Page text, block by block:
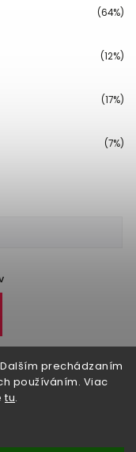
prechádzaním
používáním. Viac
tu.
(64%)
(12%)
(17%)
(7%)